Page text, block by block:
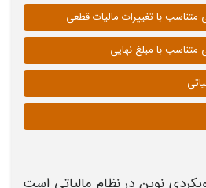
متناسب با تغییرات مالیات قطعی
متناسب با مبلغ نهایی